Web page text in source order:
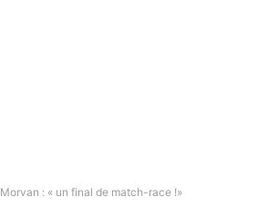
Morvan : « un final de match-race !»